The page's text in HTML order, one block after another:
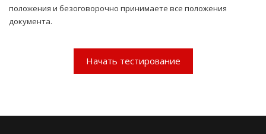
положения и безоговорочно принимаете все положения
документа.
Начать тестирование